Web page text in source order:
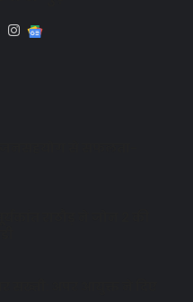
YouTubeInstagram